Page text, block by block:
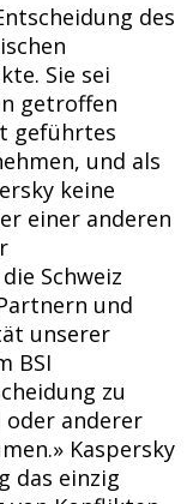
des
Sie sei
getroffen
geführtes
und als
keine
einer anderen
Schweiz
und
unserer
BSI
zu
oder anderer
Kaspersky
das einzig